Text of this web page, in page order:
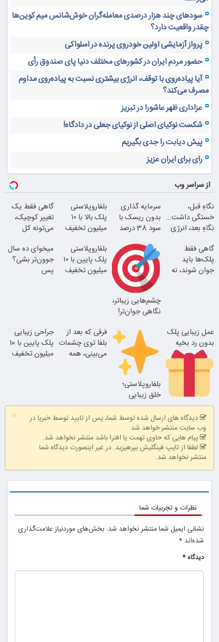
سودهای چند هزار درصدی معامله‌گران خوش‌شانس میم کوین‌ها
چقدر واقعیت دارد؟
پرواز آزمایشی اولین خودروی پرنده در اسلواکی
حضور مردم ایران در کشورهای مختلف دنیا پای صندوق رأی
آیا پیاده‌روی با توقف، انرژی بیشتری نسبت به پیاده‌روی مداوم
مصرف می‌کند؟
عزاداری ظهر عاشورا در تبریز
شکست نوکیای اصلی از نوکیای جعلی در دادگاه!
پیش دیابت را جدی بگیریم
رای برای ایران عزیز
از سراسر وب
نگاهِ قبل،
خستگی داشت...
نگاهِ بعد، انرژی
سرمایه گذاری
بدون ریسک با
سود 38 درصد
بلفاروپلاستی
پلک بالا با ۱۰
میلیون تخفیف
گاهی فقط یک
تغییر کوچیک،
می‌تونه کل
کنه
گاهی فقط
پلک‌ها باید
جوان شوند، نه
نتیجه‌ای طبیعی
چشم‌هایی زیباتر،
نگاهی جوان‌تر!
25% تخفیف
بلفاروپلاستی
بلفاروپلاستی
پلک پایین با ۱۰
میلیون تخفیف
میخوای ده سال
جوون‌تر بشی؟
پس
عمل زیبایی پلک
بدون رد بخیه
۱۰ میلیون تومان
تخفیف ویژه
بلفاروپلاستی؛
خلق زیبایی
طبیعی با ظرافت
بی‌نهایت
فرقی که بعد از
بلفا توی چشمات
می‌بینی، همه
جراحی زیبایی
پلک پایین با 10
میلیون تخفیف
×
دیدگاه های ارسال شده توسط شما، پس از تایید توسط خبریا در
وب سایت منتشر خواهد شد
پیام هایی که حاوی تهمت یا افترا باشد منتشر نخواهد شد.
لطفا از تایپ فینگلیش بپرهیزید. در غیر اینصورت دیدگاه شما
منتشر نخواهد شد.
نظرات و تجربیات شما
نشانی ایمیل شما منتشر نخواهد شد. بخش‌های موردنیاز علامت‌گذاری
شده‌اند *
دیدگاه*